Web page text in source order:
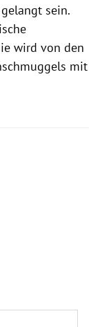
sein.
wird von den
mit